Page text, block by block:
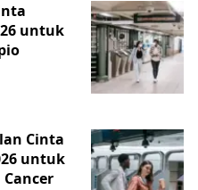
untuk
Cinta
untuk